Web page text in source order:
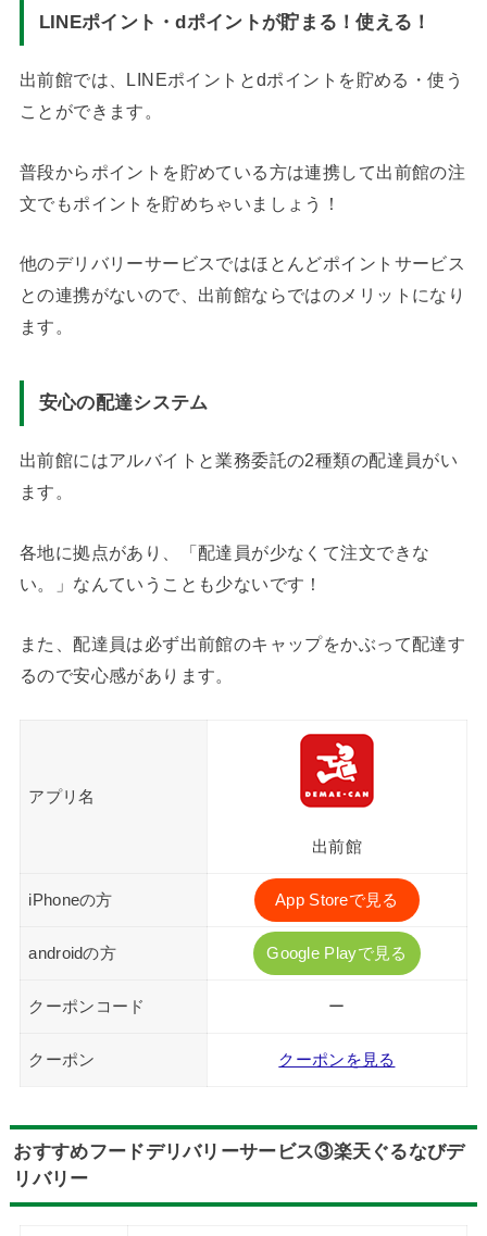
LINEポイント・dポイントが貯まる！使える！
出前館では、LINEポイントとdポイントを貯める・使う
ことができます。
普段からポイントを貯めている方は連携して出前館の注
文でもポイントを貯めちゃいましょう！
他のデリバリーサービスではほとんどポイントサービス
との連携がないので、出前館ならではのメリットになり
ます。
安心の配達システム
出前館にはアルバイトと業務委託の2種類の配達員がい
ます。
各地に拠点があり、「配達員が少なくて注文できな
い。」なんていうことも少ないです！
また、配達員は必ず出前館のキャップをかぶって配達す
るので安心感があります。
アプリ名
出前館
iPhoneの方 App Storeで見る
androidの方 Google Playで見る
クーポンコード ー
クーポン クーポンを見る
おすすめフードデリバリーサービス③楽天ぐるなびデ
リバリー